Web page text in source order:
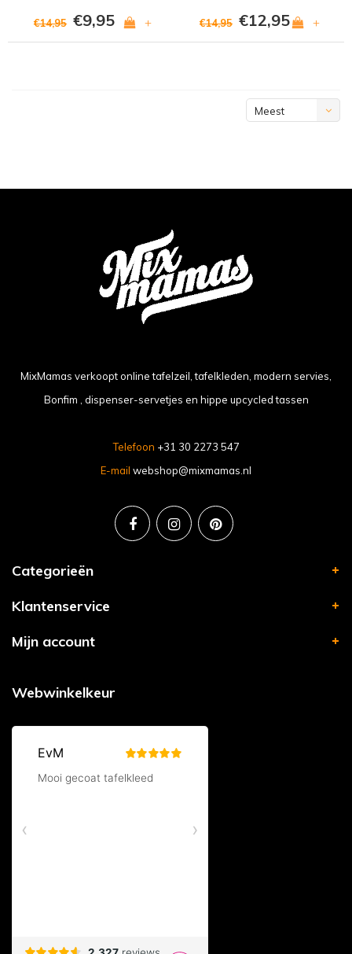
€14,95 €9,95 + €14,95 €12,95 +
Meest
MixMamas verkoopt online tafelzeil, tafelkleden, modern servies,
Bonfim , dispenser-servetjes en hippe upcycled tassen
Telefoon +31 30 2273 547
E-mail webshop@mixmamas.nl
Categorieën
Klantenservice
Mijn account
Webwinkelkeur